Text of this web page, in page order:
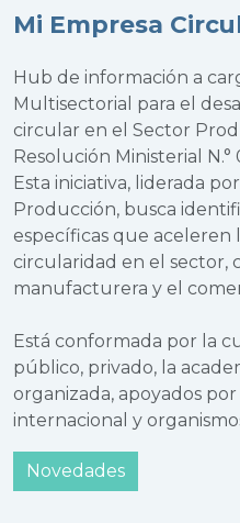
Mi Empresa
Hub de información a
Multisectorial para el
circular en el Sector
Resolución Ministerial N.°
Esta iniciativa, liderada
Producción, busca
específicas que aceleren
circularidad en el sector,
manufacturera y el
Está conformada por la
público, privado, la
organizada, apoyados
internacional y
Novedades